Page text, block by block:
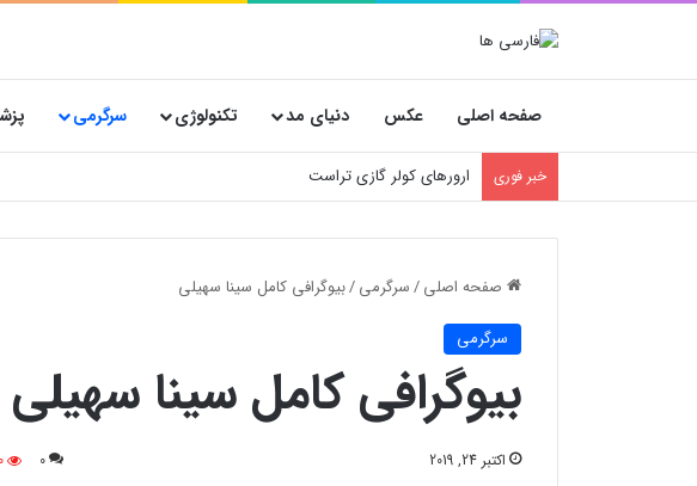
صفحه اصلی عکس دنیای مد تکنولوژی سرگرمی
خبر فوری بهترین استراتژی خرید پارچه عمده؛ پیشنهاد ویژه نساجی هدیه صفاهان
صفحه اصلی/ سرگرمی/بیوگرافی کامل سینا سهیلی
سرگرمی
بیوگرافی کامل سینا سهیلی
اکتبر 24, 2019 0